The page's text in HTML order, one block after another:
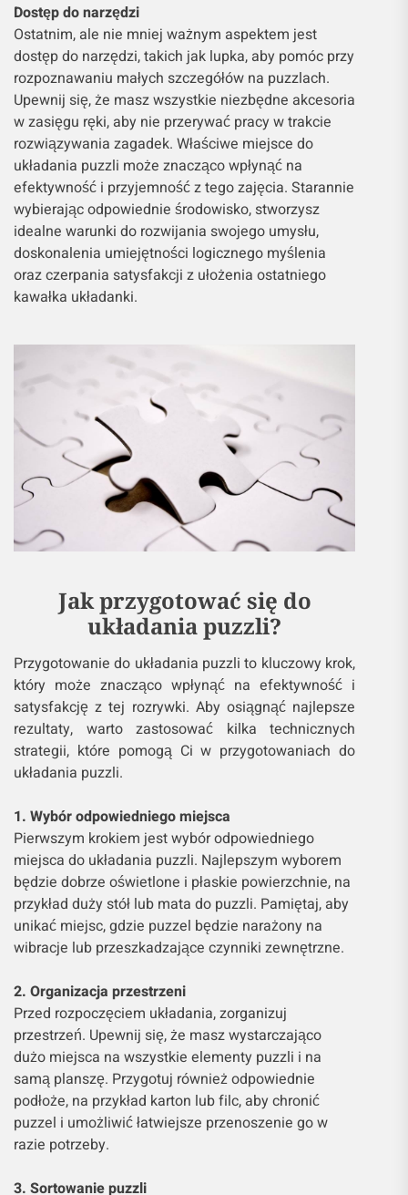
Dostęp do narzędzi
Ostatnim, ale nie mniej ważnym aspektem jest
dostęp do narzędzi, takich jak lupka, aby pomóc przy
rozpoznawaniu małych szczegółów na puzzlach.
Upewnij się, że masz wszystkie niezbędne akcesoria
w zasięgu ręki, aby nie przerywać pracy w trakcie
rozwiązywania zagadek. Właściwe miejsce do
układania puzzli może znacząco wpłynąć na
efektywność i przyjemność z tego zajęcia. Starannie
wybierając odpowiednie środowisko, stworzysz
idealne warunki do rozwijania swojego umysłu,
doskonalenia umiejętności logicznego myślenia
oraz czerpania satysfakcji z ułożenia ostatniego
kawałka układanki.
Jak przygotować się do
układania puzzli?
Przygotowanie do układania puzzli to kluczowy krok,
który może znacząco wpłynąć na efektywność i
satysfakcję z tej rozrywki. Aby osiągnąć najlepsze
rezultaty, warto zastosować kilka technicznych
strategii, które pomogą Ci w przygotowaniach do
układania puzzli.
1. Wybór odpowiedniego miejsca
Pierwszym krokiem jest wybór odpowiedniego
miejsca do układania puzzli. Najlepszym wyborem
będzie dobrze oświetlone i płaskie powierzchnie, na
przykład duży stół lub mata do puzzli. Pamiętaj, aby
unikać miejsc, gdzie puzzel będzie narażony na
wibracje lub przeszkadzające czynniki zewnętrzne.
2. Organizacja przestrzeni
Przed rozpoczęciem układania, zorganizuj
przestrzeń. Upewnij się, że masz wystarczająco
dużo miejsca na wszystkie elementy puzzli i na
samą planszę. Przygotuj również odpowiednie
podłoże, na przykład karton lub filc, aby chronić
puzzel i umożliwić łatwiejsze przenoszenie go w
razie potrzeby.
3. Sortowanie puzzli